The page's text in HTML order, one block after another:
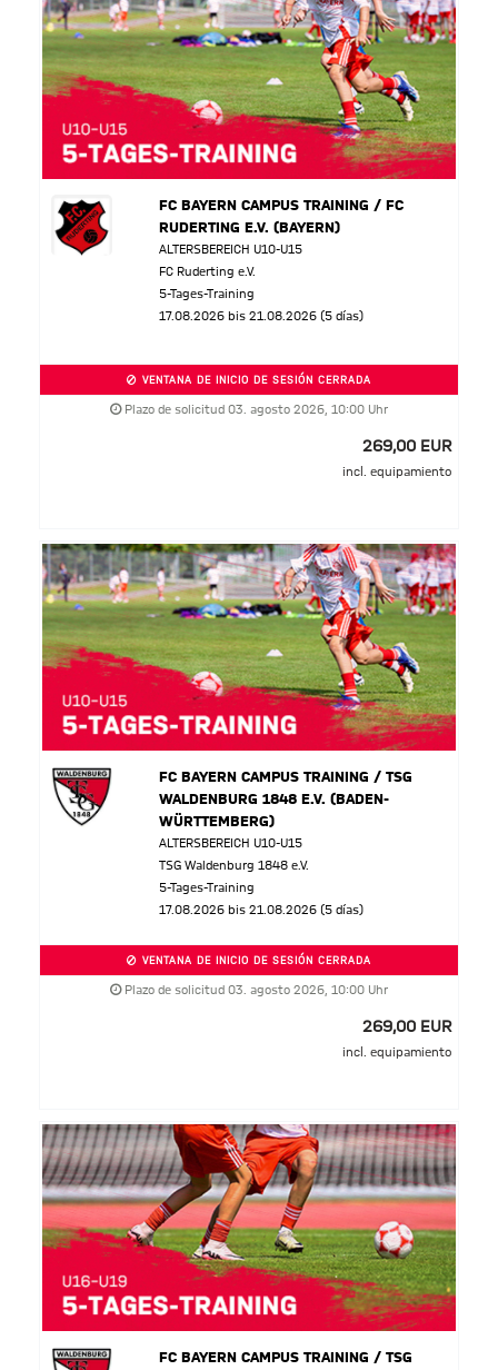
FC BAYERN CAMPUS TRAINING / FC
RUDERTING E.V. (BAYERN)
ALTERSBEREICH U10-U15
FC Ruderting e.V.
5-Tages-Training
17.08.2026 bis 21.08.2026 (5 días)
VENTANA DE INICIO DE SESIÓN CERRADA
Plazo de solicitud 03. agosto 2026, 10:00 Uhr
269,00 EUR
incl. equipamiento
FC BAYERN CAMPUS TRAINING / TSG
WALDENBURG 1848 E.V. (BADEN-
WÜRTTEMBERG)
ALTERSBEREICH U10-U15
TSG Waldenburg 1848 e.V.
5-Tages-Training
17.08.2026 bis 21.08.2026 (5 días)
VENTANA DE INICIO DE SESIÓN CERRADA
Plazo de solicitud 03. agosto 2026, 10:00 Uhr
269,00 EUR
incl. equipamiento
FC BAYERN CAMPUS TRAINING / TSG